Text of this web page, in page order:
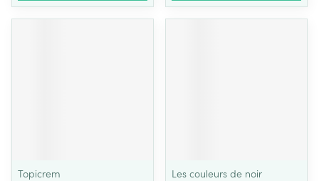
Topicrem
Les couleurs de noir